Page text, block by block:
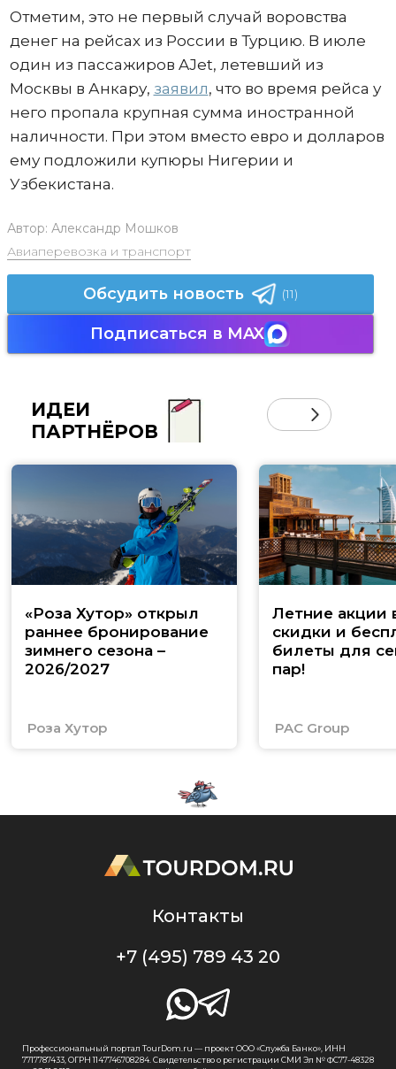
Отметим, это не первый случай воровства
денег на рейсах из России в Турцию. В июле
один из пассажиров AJet, летевший из
Москвы в Анкару, заявил, что во время рейса у
него пропала крупная сумма иностранной
наличности. При этом вместо евро и долларов
ему подложили купюры Нигерии и
Узбекистана.
Автор: Александр Мошков
Авиаперевозка и транспорт
Обсудить новость (11)
Подписаться в MAX
ИДЕИ
ПАРТНЁРОВ
«Роза Хутор» открыл
раннее бронирование
зимнего сезона –
2026/2027
Роза Хутор
Летние акции
скидки и
билеты для
пар!
PAC Group
Контакты
+7 (495) 789 43 20
Профессиональный портал TourDom.ru — проект ООО «Служба Банко», ИНН
7717787433, ОГРН 1147746708284. Свидетельство о регистрации СМИ Эл № ФС77-48328